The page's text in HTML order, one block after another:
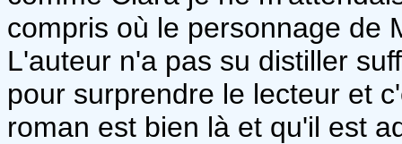
compris où le personnage de
L'auteur n'a pas su distiller
pour surprendre le lecteur et
roman est bien là et qu'il est